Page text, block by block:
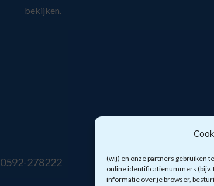
(wij) en onze partners gebruiken
online identificatienummers (bijv.
informatie over je browser,
bekijken.
0592-278222